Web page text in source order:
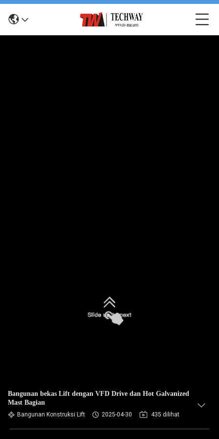
Bangunan bekas Lift dengan VFD Drive dan Hot Galvanized
Mast Bagian
Bangunan Konstruksi Lift 2025-04-30 435 dilihat